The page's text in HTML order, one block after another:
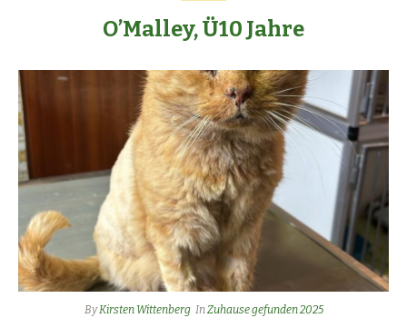
O’Malley, Ü10 Jahre
ByKirsten Wittenberg InZuhause gefunden 2025